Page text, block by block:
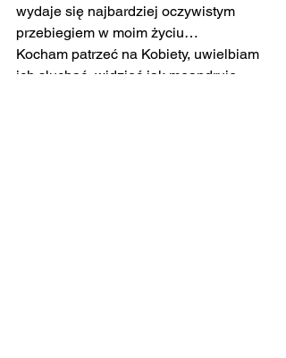
wydaje się najbardziej oczywistym
przebiegiem w moim życiu…
Kocham patrzeć na Kobiety, uwielbiam
ich słuchać, widzieć jak meandruje